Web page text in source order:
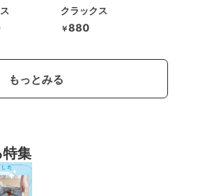
クラックス
￥880
もっとみる
特集